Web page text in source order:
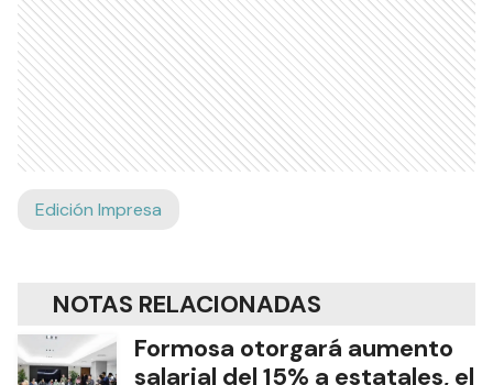
Edición Impresa
NOTAS RELACIONADAS
Formosa otorgará aumento
salarial del 15% a estatales, el